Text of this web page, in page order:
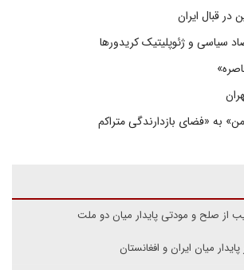
در قبال ایران
سیاسی و ژئوپلیتیک کریدورها
به «فضای بازدارندگی متراکم
از صلح و مودتی پایدار میان دو ملت‌
میان ایران و افغانستان